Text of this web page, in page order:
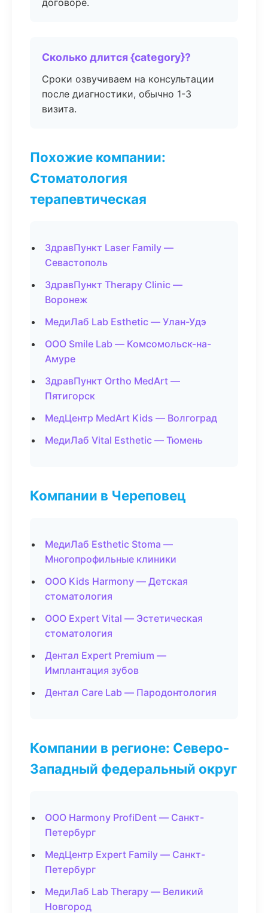
договоре.
Сколько длится {category}?
Сроки озвучиваем на консультации
после диагностики, обычно 1-3
визита.
Похожие компании:
Стоматология
терапевтическая
ЗдравПункт Laser Family —
Севастополь
ЗдравПункт Therapy Clinic —
Воронеж
МедиЛаб Lab Esthetic — Улан-Удэ
ООО Smile Lab — Комсомольск-на-
Амуре
ЗдравПункт Ortho MedArt —
Пятигорск
МедЦентр MedArt Kids — Волгоград
МедиЛаб Vital Esthetic — Тюмень
Компании в Череповец
МедиЛаб Esthetic Stoma —
Многопрофильные клиники
ООО Kids Harmony — Детская
стоматология
ООО Expert Vital — Эстетическая
стоматология
Дентал Expert Premium —
Имплантация зубов
Дентал Care Lab — Пародонтология
Компании в регионе: Северо-
Западный федеральный округ
ООО Harmony ProfiDent — Санкт-
Петербург
МедЦентр Expert Family — Санкт-
Петербург
МедиЛаб Lab Therapy — Великий
Новгород